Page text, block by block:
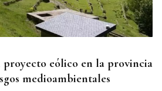
proyecto eólico en la provincia
medioambientales